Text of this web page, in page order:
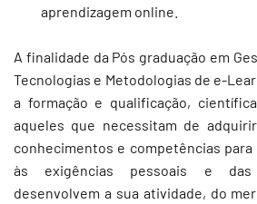
aprendizagem online.
A finalidade da Pós graduação em
Tecnologias e Metodologias de e-
a formação e qualificação,
aqueles que necessitam de
conhecimentos e competências
às exigências pessoais e
desenvolvem a sua atividade, do